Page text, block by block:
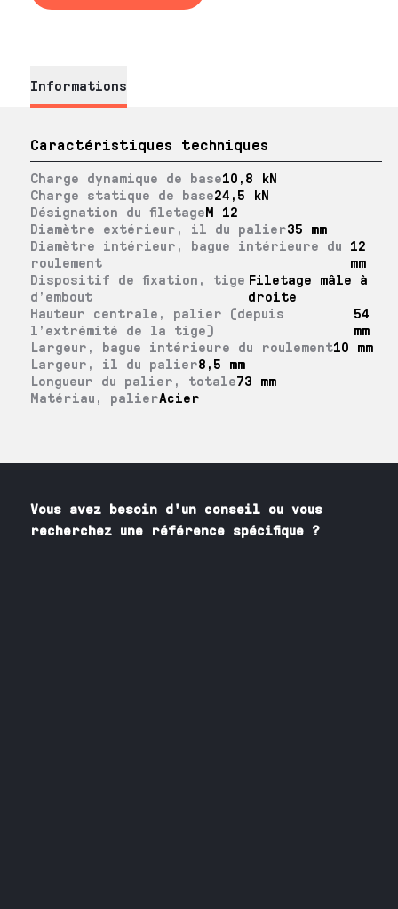
Informations
Caractéristiques techniques
Charge dynamique de base10,8 kN
Charge statique de base24,5 kN
Désignation du filetageM 12
Diamètre extérieur, il du palier35 mm
Diamètre intérieur, bague intérieure du
roulement
12
mm
Dispositif de fixation, tige
d’embout
Filetage mâle à
droite
Hauteur centrale, palier (depuis
l’extrémité de la tige)
54
mm
Largeur, bague intérieure du roulement10 mm
Largeur, il du palier8,5 mm
Longueur du palier, totale73 mm
Matériau, palierAcier
Vous avez besoin d'un conseil ou vous
recherchez une référence spécifique ?